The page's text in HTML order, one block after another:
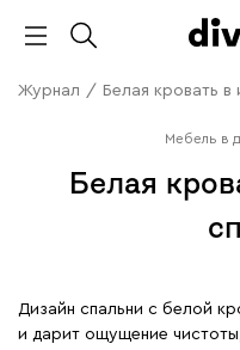
Журнал / Белая кровать в
Мебель в
Белая
Дизайн спальни с белой
и дарит ощущение